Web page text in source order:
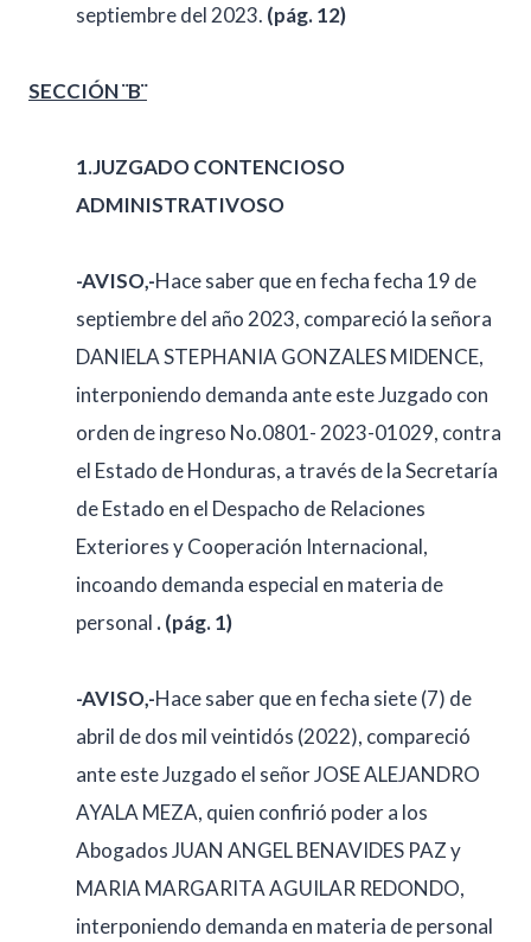
septiembre del 2023. (pág. 12)
SECCIÓN ¨B¨
1.JUZGADO CONTENCIOSO
ADMINISTRATIVOSO
-AVISO,-Hace saber que en fecha fecha 19 de
septiembre del año 2023, compareció la señora
DANIELA STEPHANIA GONZALES MIDENCE,
interponiendo demanda ante este Juzgado con
orden de ingreso No.0801- 2023-01029, contra
el Estado de Honduras, a través de la Secretaría
de Estado en el Despacho de Relaciones
Exteriores y Cooperación Internacional,
incoando demanda especial en materia de
personal . (pág. 1)
-AVISO,-Hace saber que en fecha siete (7) de
abril de dos mil veintidós (2022), compareció
ante este Juzgado el señor JOSE ALEJANDRO
AYALA MEZA, quien confirió poder a los
Abogados JUAN ANGEL BENAVIDES PAZ y
MARIA MARGARITA AGUILAR REDONDO,
interponiendo demanda en materia de personal